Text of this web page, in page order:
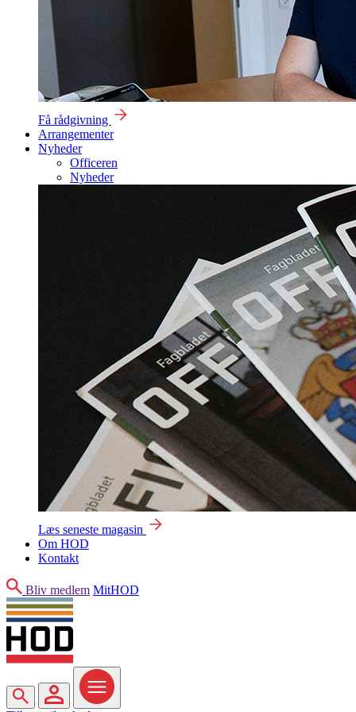
Få rådgivning
Arrangementer
Nyheder
Officeren
Nyheder
Læs seneste magasin
Om HOD
Kontakt
Søg
Bliv medlem MitHOD